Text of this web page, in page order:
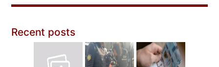
Recent posts